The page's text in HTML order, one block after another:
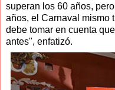
superan los 60 años,
años, el Carnaval mismo
debe tomar en cuenta
antes", enfatizó.